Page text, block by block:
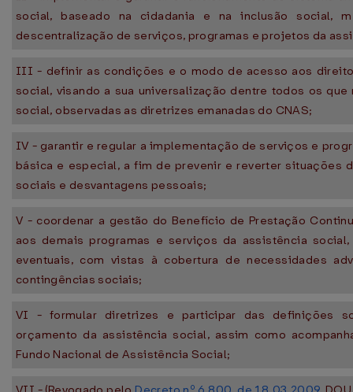
social, baseado na cidadania e na inclusão social,
descentralização de serviços, programas e projetos da
III - definir as condições e o modo de acesso aos
social, visando a sua universalização dentre todos os
social, observadas as diretrizes emanadas do CNAS;
IV - garantir e regular a implementação de serviços e
básica e especial, a fim de prevenir e reverter situações
sociais e desvantagens pessoais;
V - coordenar a gestão do Benefício de Prestação
aos demais programas e serviços da assistência
eventuais, com vistas à cobertura de necessidades
contingências sociais;
VI - formular diretrizes e participar das definições
orçamento da assistência social, assim como
Fundo Nacional de Assistência Social;